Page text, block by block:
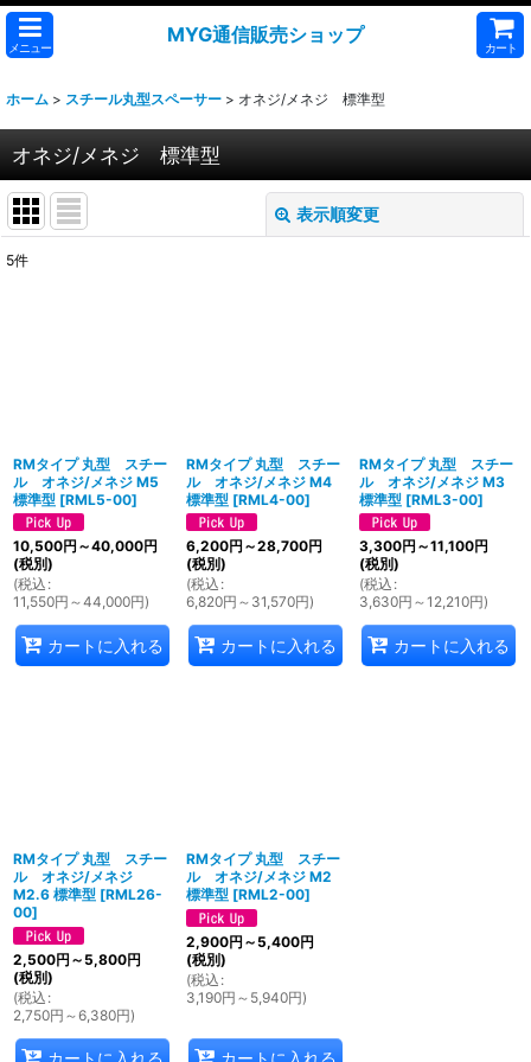
メニュー
MYG通信販売ショップ
カート
ホーム > スチール丸型スペーサー > オネジ/メネジ 標準型
オネジ/メネジ 標準型
表示順変更
5件
RMタイプ 丸型 スチー
ル オネジ/メネジ M5
標準型 [RML5-00]
10,500円 ～40,000円
(税別)
(税込 :
11,550円 ～44,000円)
カートに入れる
RMタイプ 丸型 スチー
ル オネジ/メネジ M4
標準型 [RML4-00]
6,200円 ～28,700円
(税別)
(税込 :
6,820円 ～31,570円)
カートに入れる
RMタイプ 丸型 スチー
ル オネジ/メネジ M3
標準型 [RML3-00]
3,300円 ～11,100円
(税別)
(税込 :
3,630円 ～12,210円)
カートに入れる
RMタイプ 丸型 スチー
ル オネジ/メネジ
M2.6 標準型 [RML26-
00]
2,500円 ～5,800円
(税別)
(税込 :
2,750円 ～6,380円)
カートに入れる
RMタイプ 丸型 スチー
ル オネジ/メネジ M2
標準型 [RML2-00]
2,900円 ～5,400円
(税別)
(税込 :
3,190円 ～5,940円)
カートに入れる